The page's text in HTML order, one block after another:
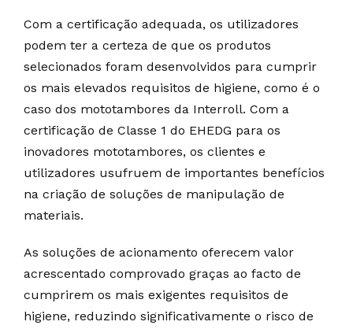
Com a certificação adequada, os utilizadores
podem ter a certeza de que os produtos
selecionados foram desenvolvidos para cumprir
os mais elevados requisitos de higiene, como é o
caso dos mototambores da Interroll. Com a
certificação de Classe 1 do EHEDG para os
inovadores mototambores, os clientes e
utilizadores usufruem de importantes benefícios
na criação de soluções de manipulação de
materiais.
As soluções de acionamento oferecem valor
acrescentado comprovado graças ao facto de
cumprirem os mais exigentes requisitos de
higiene, reduzindo significativamente o risco de